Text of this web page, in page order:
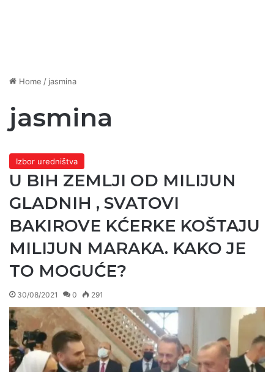
Home / jasmina
jasmina
Izbor uredništva
U BIH ZEMLJI OD MILIJUN
GLADNIH , SVATOVI
BAKIROVE KĆERKE KOŠTAJU
MILIJUN MARAKA. KAKO JE
TO MOGUĆE?
30/08/2021 0 291